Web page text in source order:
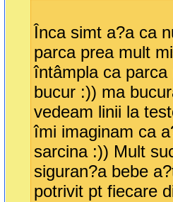
Înca simt a?a ca
parca prea mult
întâmpla ca
bucur :)) ma
vedeam linii la
îmi imaginam ca
sarcina :)) Mult
siguran?a bebe
potrivit pt fiecare